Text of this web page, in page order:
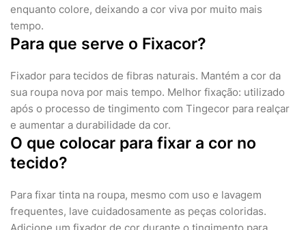
enquanto colore, deixando a cor viva por muito mais
tempo.
Para que serve o Fixacor?
Fixador para tecidos de fibras naturais. Mantém a cor da
sua roupa nova por mais tempo. Melhor fixação: utilizado
após o processo de tingimento com Tingecor para realçar
e aumentar a durabilidade da cor.
O que colocar para fixar a cor no
tecido?
Para fixar tinta na roupa, mesmo com uso e lavagem
frequentes, lave cuidadosamente as peças coloridas.